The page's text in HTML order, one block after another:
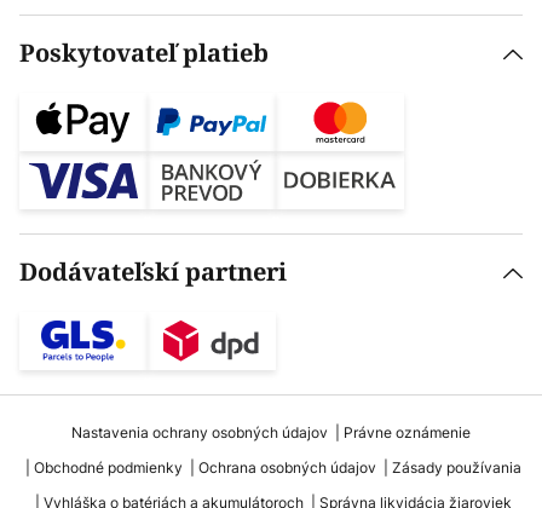
Poskytovateľ platieb
Dodávateľskí partneri
Nastavenia ochrany osobných údajov
Právne oznámenie
Obchodné podmienky
Ochrana osobných údajov
Zásady používania
Vyhláška o batériách a akumulátoroch
Správna likvidácia žiaroviek